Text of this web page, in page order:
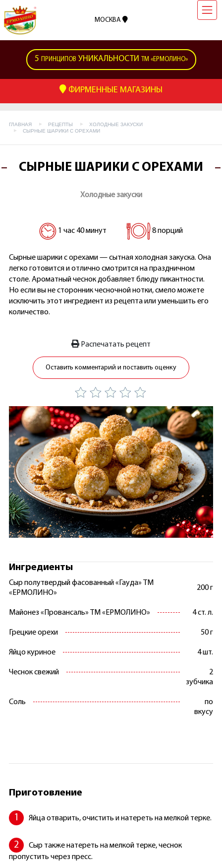
МОСКВА
5 ПРИНЦИПОВ УНИКАЛЬНОСТИ ТМ «ЕРМОЛИНО»
ФИРМЕННЫЕ МАГАЗИНЫ
ГЛАВНАЯ РЕЦЕПТЫ
ХОЛОДНЫЕ ЗАКУСКИ
СЫРНЫЕ ШАРИКИ С ОРЕХАМИ
СЫРНЫЕ ШАРИКИ С ОРЕХАМИ
Холодные закуски
1 час 40 минут 8 порций
Сырные шарики с орехами — сытная холодная закуска. Она
легко готовится и отлично смотрится на праздничном
столе. Ароматный чеснок добавляет блюду пикантности.
Но если вы не сторонник чесночной нотки, смело можете
исключить этот ингредиент из рецепта или уменьшить его
количество.
Распечатать рецепт
Оставить комментарий и поставить оценку
Ингредиенты
Сыр полутвердый фасованный «Гауда» ТМ
«ЕРМОЛИНО»
200 г
Майонез «Провансаль» ТМ «ЕРМОЛИНО» 4 ст. л.
Грецкие орехи 50 г
Яйцо куриное 4 шт.
Чеснок свежий
2
зубчика
Соль
по
вкусу
Приготовление
Яйца отварить, очистить и натереть на мелкой терке.
Сыр также натереть на мелкой терке, чеснок
пропустить через пресс.